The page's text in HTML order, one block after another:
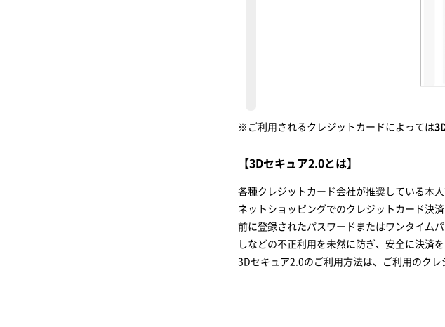
※ご利用されるクレジットカードによっては
【3Dセキュア2.0とは】
各種クレジットカード会社が推奨している本人
ネットショッピングでのクレジットカード決
前に登録されたパスワードまたはワンタイム
しなどの不正利用を未然に防ぎ、安全に決済
3Dセキュア2.0のご利用方法は、ご利用のク